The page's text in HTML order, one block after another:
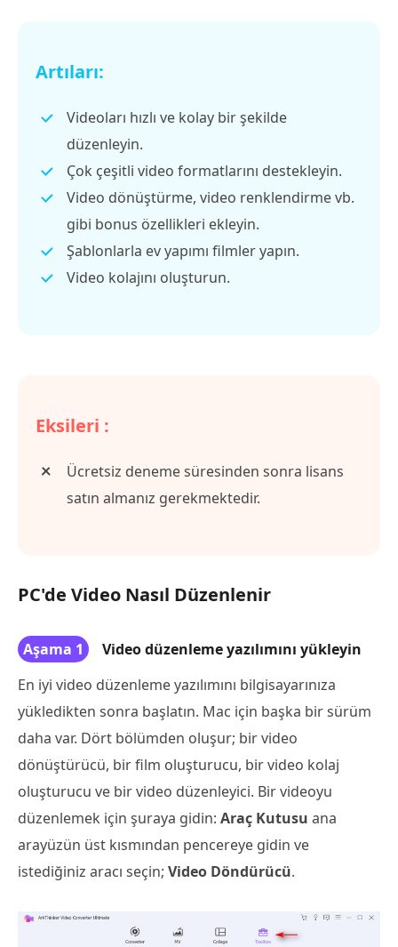
Artıları:
Videoları hızlı ve kolay bir şekilde
düzenleyin.
Çok çeşitli video formatlarını destekleyin.
Video dönüştürme, video renklendirme vb.
gibi bonus özellikleri ekleyin.
Şablonlarla ev yapımı filmler yapın.
Video kolajını oluşturun.
Eksileri :
Ücretsiz deneme süresinden sonra lisans
satın almanız gerekmektedir.
PC'de Video Nasıl Düzenlenir
Aşama 1
Video düzenleme yazılımını yükleyin
En iyi video düzenleme yazılımını bilgisayarınıza
yükledikten sonra başlatın. Mac için başka bir sürüm
daha var. Dört bölümden oluşur; bir video
dönüştürücü, bir film oluşturucu, bir video kolaj
oluşturucu ve bir video düzenleyici. Bir videoyu
düzenlemek için şuraya gidin: Araç Kutusu ana
arayüzün üst kısmından pencereye gidin ve
istediğiniz aracı seçin; Video Döndürücü.